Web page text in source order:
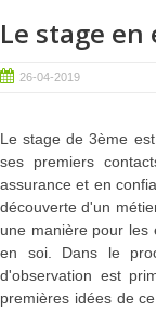
Le stage
26-04-2019
Le stage de 3ème
ses premiers
assurance et en
découverte d'un
une manière pour les
en soi. Dans le
d'observation est
premières idées de